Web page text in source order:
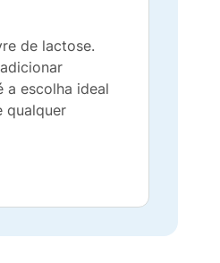
de lactose.
a escolha ideal
qualquer